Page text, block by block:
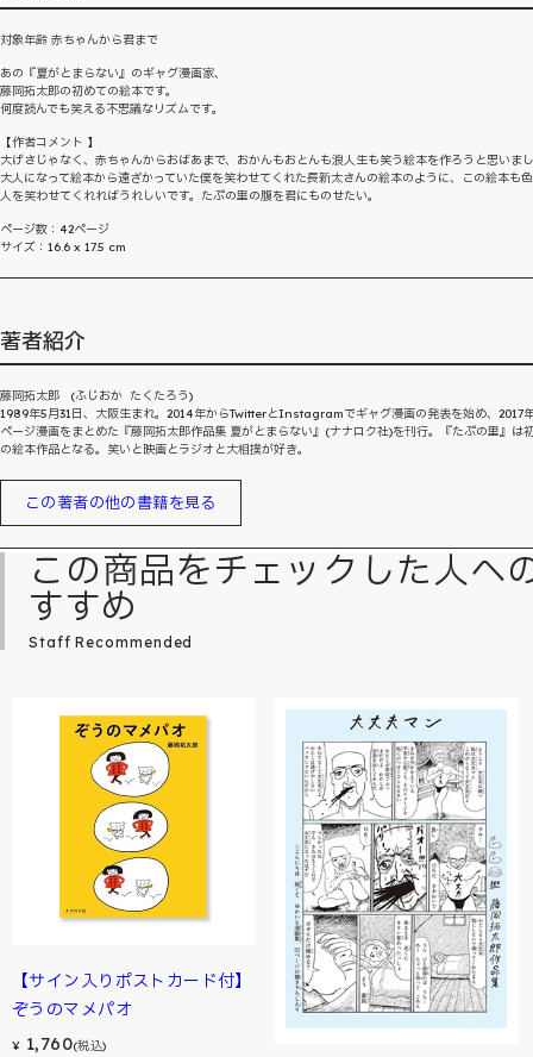
対象年齢 赤ちゃんから君まで
あの『夏がとまらない』のギャグ漫画家、
藤岡拓太郎の初めての絵本です。
何度読んでも笑える不思議なリズムです。
【作者コメント 】
大げさじゃなく、赤ちゃんからおばあまで、おかんもおとんも浪人生も笑う絵本を作ろうと思いま
大人になって絵本から遠ざかっていた僕を笑わせてくれた長新太さんの絵本のように、この絵本も
人を笑わせてくれればうれしいです。たぷの里の腹を君にものせたい。
ページ数：42ページ
サイズ：16.6 x 17.5 cm
著者紹介
藤岡拓太郎 (ふじおか たくたろう)
1989年5月31日、大阪生まれ。2014年からTwitterとInstagramでギャグ漫画の発表を始め、2017
ページ漫画をまとめた『藤岡拓太郎作品集 夏がとまらない』(ナナロク社)を刊行。『たぷの里』は
の絵本作品となる。笑いと映画とラジオと大相撲が好き。
この著者の他の書籍を見る
この商品をチェックした人へ
すすめ
Staff Recommended
【サイン入りポストカード付】
ぞうのマメパオ
¥ 1,760(税込)